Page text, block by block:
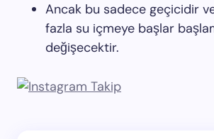
Ancak bu sadece geçicidir
fazla su içmeye başlar
değişecektir.